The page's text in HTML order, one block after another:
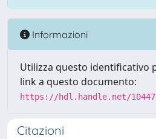
Informazioni
Utilizza questo identificativo
link a questo documento:
https://hdl.handle.net/
Citazioni